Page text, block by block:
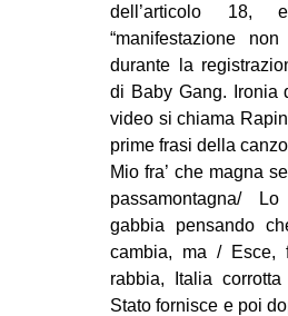
dell’articolo
“manifestazione non
durante la
di Baby Gang. Ironia
video si chiama
prime frasi della
Mio fra’ che magna
passamontagna/
gabbia pensando
cambia, ma / Esce,
rabbia, Italia
Stato fornisce e poi